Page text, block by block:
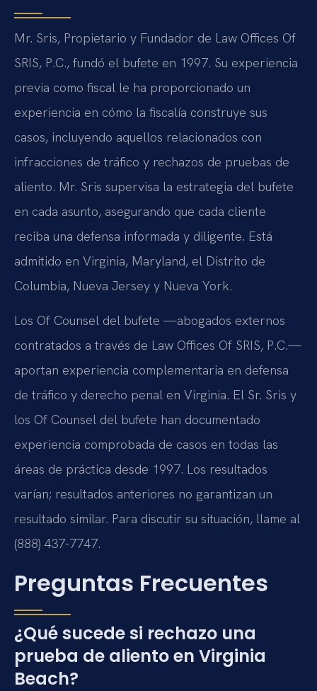
Mr. Sris, Propietario y Fundador de Law Offices Of
SRIS, P.C., fundó el bufete en 1997. Su experiencia
previa como fiscal le ha proporcionado un
experiencia en cómo la fiscalía construye sus
casos, incluyendo aquellos relacionados con
infracciones de tráfico y rechazos de pruebas de
aliento. Mr. Sris supervisa la estrategia del bufete
en cada asunto, asegurando que cada cliente
reciba una defensa informada y diligente. Está
admitido en Virginia, Maryland, el Distrito de
Columbia, Nueva Jersey y Nueva York.
Los Of Counsel del bufete —abogados externos
contratados a través de Law Offices Of SRIS, P.C.—
aportan experiencia complementaria en defensa
de tráfico y derecho penal en Virginia. El Sr. Sris y
los Of Counsel del bufete han documentado
experiencia comprobada de casos en todas las
áreas de práctica desde 1997. Los resultados
varían; resultados anteriores no garantizan un
resultado similar. Para discutir su situación, llame al
(888) 437-7747.
Preguntas Frecuentes
¿Qué sucede si rechazo una
prueba de aliento en Virginia
Beach?